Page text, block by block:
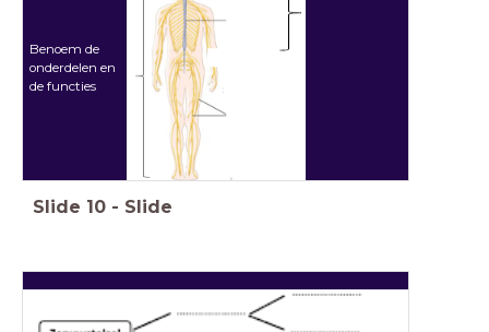
Benoem de
onderdelen en
de functies
Slide 10 - Slide